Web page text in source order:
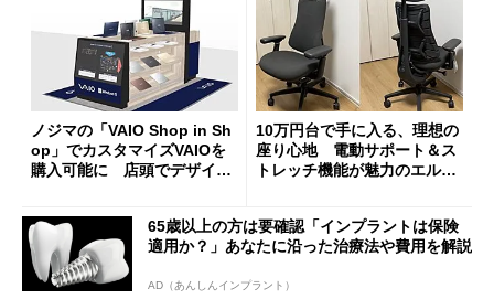
ノジマの「VAIO Shop in Sh
op」でカスタマイズVAIOを
購入可能に 店頭でデザイン
10万円台で手に入る、理想の
座り心地 電動サポート＆ス
トレッチ機能が魅力のエルゴ
65歳以上の方は要確認「インプラントは保険
適用か？」あなたに沿った治療法や費用を解説
AD（あんしんインプラント）